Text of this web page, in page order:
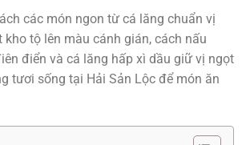
các món ngon từ cá lăng chuẩn vị
kho tộ lên màu cánh gián, cách nấu
điển và cá lăng hấp xì dầu giữ vị ngọt
tươi sống tại Hải Sản Lộc để món ăn